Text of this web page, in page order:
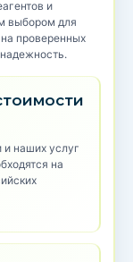
и
выбором для
проверенных
наших услуг
на